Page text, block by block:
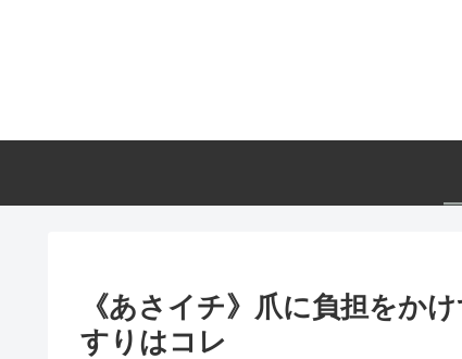
《あさイチ》爪に負担をか
すりはコレ